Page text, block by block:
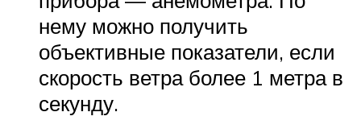
нему можно получить
объективные показатели, если
скорость ветра более 1 метра в
секунду.